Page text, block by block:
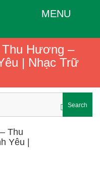
MENU
Hương –
| Nhạc Trữ
Search
Thu
Yêu |